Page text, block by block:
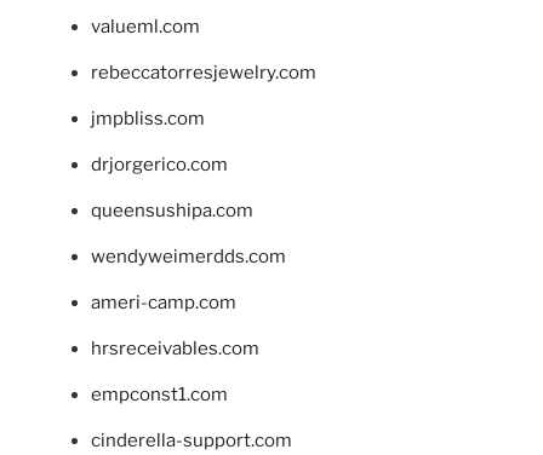
valueml.com
rebeccatorresjewelry.com
jmpbliss.com
drjorgerico.com
queensushipa.com
wendyweimerdds.com
ameri-camp.com
hrsreceivables.com
empconst1.com
cinderella-support.com